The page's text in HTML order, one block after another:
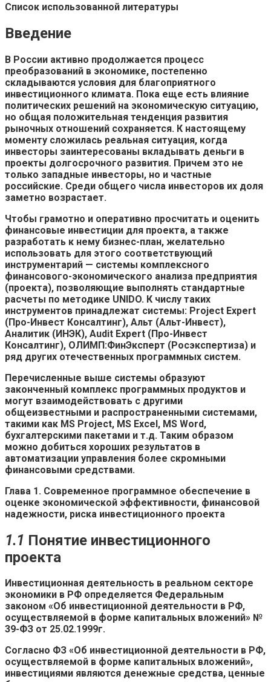
Список использованной литературы
Введение
В России активно продолжается процесс
преобразований в экономике, постепенно
складываются условия для благоприятного
инвестиционного климата. Пока еще есть влияние
политических решений на экономическую ситуацию,
но общая положительная тенденция развития
рыночных отношений сохраняется. К настоящему
моменту сложилась реальная ситуация, когда
инвесторы заинтересованы вкладывать деньги в
проекты долгосрочного развития. Причем это не
только западные инвесторы, но и частные
российские. Среди общего числа инвесторов их доля
заметно возрастает.
Чтобы грамотно и оперативно просчитать и оценить
финансовые инвестиции для проекта, а также
разработать к нему бизнес-план, желательно
использовать для этого соответствующий
инструментарий — системы комплексного
финансового-экономического анализа предприятия
(проекта), позволяющие выполнять стандартные
расчеты по методике UNIDO. К числу таких
инструментов принадлежат системы: Project Expert
(Про-Инвест Консалтинг), Альт (Альт-Инвест),
Аналитик (ИНЭК), Audit Expert (Про-Инвест
Консалтинг), ОЛИМП:ФинЭксперт (Росэкспертиза) и
ряд других отечественных программных систем.
Перечисленные выше системы образуют
законченный комплекс программных продуктов и
могут взаимодействовать с другими
общеизвестными и распространенными системами,
такими как MS Project, MS Excel, MS Word,
бухгалтерскими пакетами и т.д. Таким образом
можно добиться хороших результатов в
автоматизации управления более скромными
финансовыми средствами.
Глава 1. Современное программное обеспечение в
оценке экономической эффективности, финансовой
надежности, риска инвестиционного проекта
1.1 Понятие инвестиционного
проекта
Инвестиционная деятельность в реальном секторе
экономики в РФ определяется Федеральным
законом «Об инвестиционной деятельности в РФ,
осуществляемой в форме капитальных вложений» №
39-ФЗ от 25.02.1999г.
Согласно ФЗ «Об инвестиционной деятельности в РФ,
осуществляемой в форме капитальных вложений»,
инвестициями являются денежные средства, ценные